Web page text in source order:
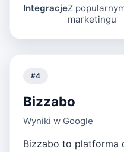
IntegracjeZ
marketingu
#4
Bizzabo
Wyniki w Google
Bizzabo to platforma